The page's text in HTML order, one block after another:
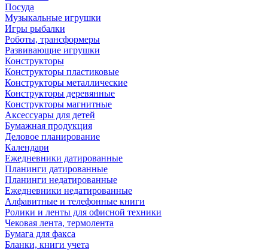
Посуда
Музыкальные игрушки
Игры рыбалки
Роботы, трансформеры
Развивающие игрушки
Конструкторы
Конструкторы пластиковые
Конструкторы металлические
Конструкторы деревянные
Конструкторы магнитные
Аксессуары для детей
Бумажная продукция
Деловое планирование
Календари
Ежедневники датированные
Планинги датированные
Планинги недатированные
Ежедневники недатированные
Алфавитные и телефонные книги
Ролики и ленты для офисной техники
Чековая лента, термолента
Бумага для факса
Бланки, книги учета